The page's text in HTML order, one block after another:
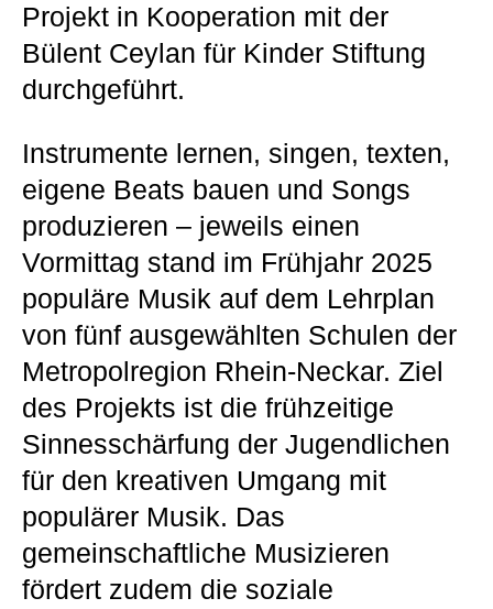
Projekt in Kooperation mit der
Bülent Ceylan für Kinder Stiftung
durchgeführt.
Instrumente lernen, singen, texten,
eigene Beats bauen und Songs
produzieren – jeweils einen
Vormittag stand im Frühjahr 2025
populäre Musik auf dem Lehrplan
von fünf ausgewählten Schulen der
Metropolregion Rhein-Neckar. Ziel
des Projekts ist die frühzeitige
Sinnesschärfung der Jugendlichen
für den kreativen Umgang mit
populärer Musik. Das
gemeinschaftliche Musizieren
fördert zudem die soziale